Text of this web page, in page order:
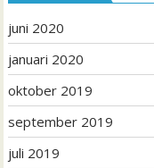
juni 2020
januari 2020
oktober 2019
september 2019
juli 2019